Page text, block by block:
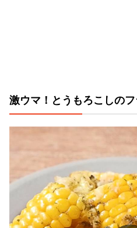
激ウマ！とうもろこしのフ